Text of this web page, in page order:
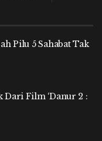
Pilu 5 Sahabat Tak
Dari Film ‘Danur 2 :